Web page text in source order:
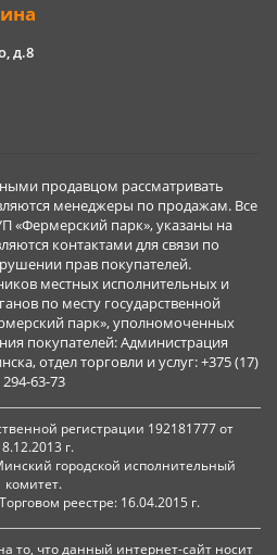
д.8
продавцом рассматривать
менеджеры по продажам. Все
«Фермерский парк», указаны на
контактами для связи по
прав покупателей.
местных исполнительных и
по месту государственной
парк», уполномоченных
покупателей: Администрация
отдел торговли и услуг: +375 (17)
294-63-73
регистрации 192181777 от
г.
городской исполнительный
комитет.
реестре: 16.04.2015 г.
что данный интернет-сайт носит